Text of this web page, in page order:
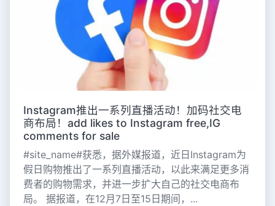
Instagram推出一系列直播活动！加码社交电
商布局！add likes to Instagram free,IG
comments for sale
#site_name#获悉，据外媒报道，近日Instagram为
假日购物推出了一系列直播活动，以此来满足更多消
费者的购物需求，并进一步扩大自己的社交电商布
局。 据报道，在12月7日至15日期间，...